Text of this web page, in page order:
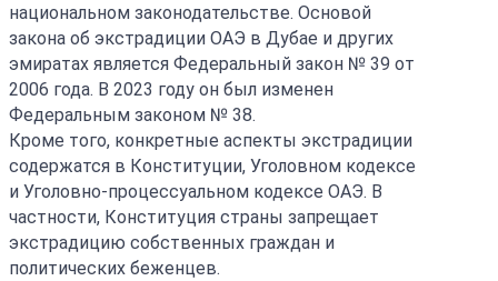
национальном законодательстве. Основой
закона об экстрадиции ОАЭ в Дубае и других
эмиратах является Федеральный закон № 39 от
2006 года. В 2023 году он был изменен
Федеральным законом № 38.
Кроме того, конкретные аспекты экстрадиции
содержатся в Конституции, Уголовном кодексе
и Уголовно-процессуальном кодексе ОАЭ. В
частности, Конституция страны запрещает
экстрадицию собственных граждан и
политических беженцев.